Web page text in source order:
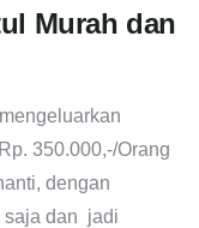
Murah dan
350.000,-/Orang
dengan
saja dan jadi